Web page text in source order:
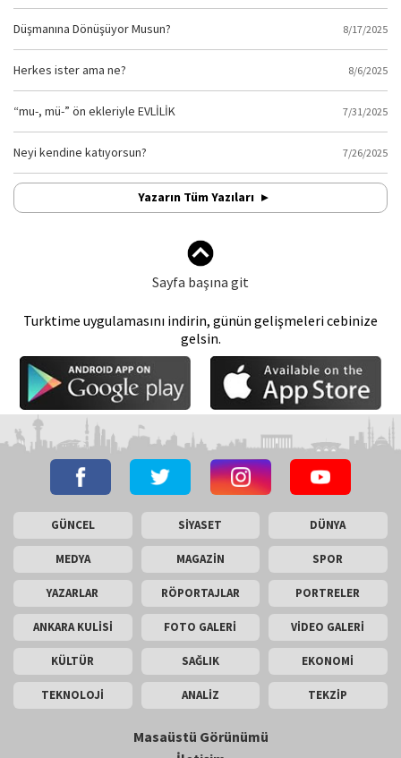
Düşmanına Dönüşüyor Musun? 8/17/2025
Herkes ister ama ne? 8/6/2025
“mu-, mü-” ön ekleriyle EVLİLİK 7/31/2025
Neyi kendine katıyorsun? 7/26/2025
Yazarın Tüm Yazıları
Sayfa başına git
Turktime uygulamasını indirin, günün gelişmeleri cebinize
gelsin.
GÜNCEL SİYASET DÜNYA
MEDYA MAGAZİN SPOR
YAZARLAR RÖPORTAJLAR PORTRELER
ANKARA KULİSİ FOTO GALERİ VİDEO GALERİ
KÜLTÜR SAĞLIK EKONOMİ
TEKNOLOJİ ANALİZ TEKZİP
Masaüstü Görünümü